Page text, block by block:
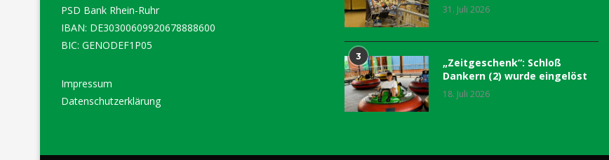
PSD Bank Rhein-Ruhr
IBAN: DE30300609920678888600
BIC: GENODEF1P05
Impressum
Datenschutzerklärung
31. Juli 2026
3
„Zeitgeschenk“: Schloß
Dankern (2) wurde eingelöst
18. Juli 2026